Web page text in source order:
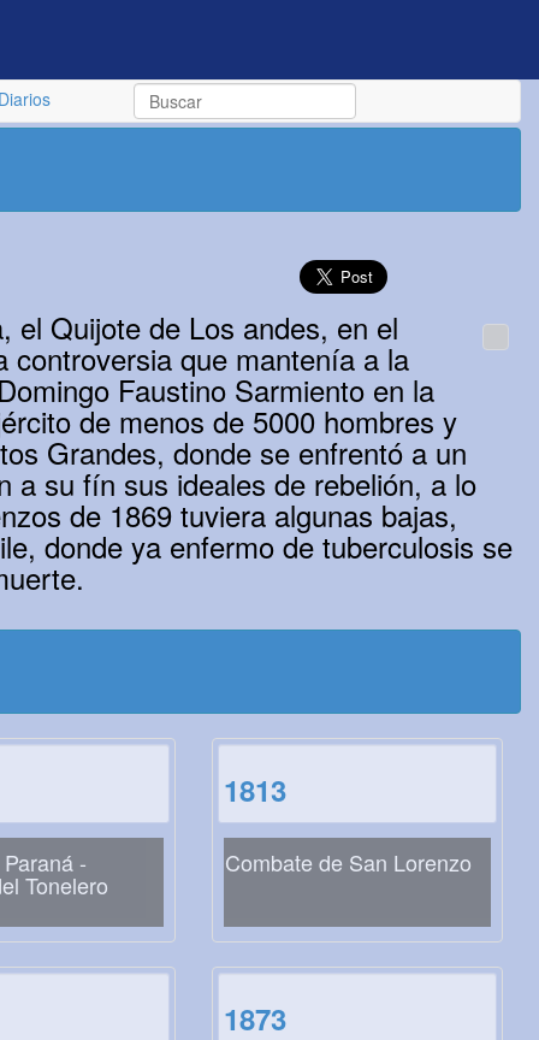
Diarios
el Quijote de Los andes, en el
controversia que mantenía a la
Faustino Sarmiento en la
de menos de 5000 hombres y
Grandes, donde se enfrentó a un
a su fín sus ideales de rebelión, a lo
de 1869 tuviera algunas bajas,
donde ya enfermo de tuberculosis se
-
Tonelero
1813
Combate de San Lorenzo
1873